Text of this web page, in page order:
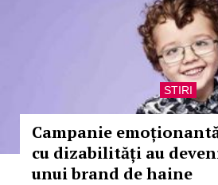
STIRI
Campanie
cu dizabilități au
unui brand de haine